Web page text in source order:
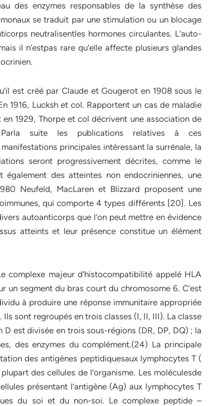
des enzymes responsables de la synthèse des
se traduit par une stimulation ou un blocage
neutralisentles hormones circulantes. L’auto-
il n’estpas rare qu’elle affecte plusieurs glandes
est créé par Claude et Gougerot en 1908 sous le
1916, Lucksh et col. Rapportent un cas de maladie
1929, Thorpe et col décrivent une association de
Parla suite les publications relatives à ces
principales intéressant la surrénale, la
seront progressivement décrites, comme le
également des atteintes non endocriniennes, une
Neufeld, MacLaren et Blizzard proposent une
qui comporte 4 types différents [20]. Les
autoanticorps que l’on peut mettre en évidence
atteints et leur présence constitue un élément
complexe majeur d’histocompatibilité appelé HLA
un segment du bras court du chromosome 6. C’est
à produire une réponse immunitaire appropriée
sont regroupés en trois classes (I, II, III). La classe
est divisée en trois sous-régions (DR, DP, DQ) ; la
des enzymes du complément.(24) La principale
des antigènes peptidiquesaux lymphocytes T (
des cellules de l’organisme. Les moléculesde
présentant l’antigène (Ag) aux lymphocytes T
du soi et du non-soi. Le complexe peptide –